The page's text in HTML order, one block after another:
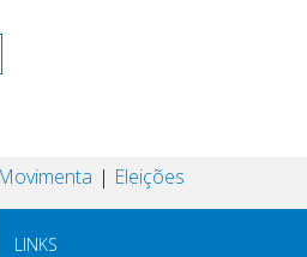
Movimenta Eleições
LINKS